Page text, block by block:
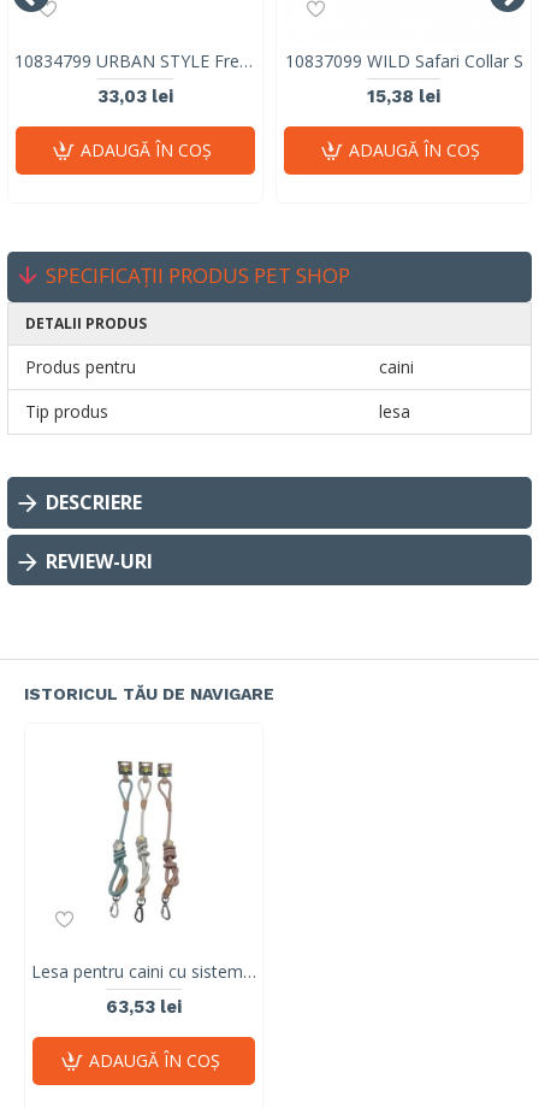
10834799 URBAN STYLE Freestyle Leash M
33,03 lei
ADAUGĂ ÎN COŞ
10837099 WILD Safari Collar S
15,38 lei
ADAUGĂ ÎN COŞ
SPECIFICAȚII PRODUS PET SHOP
DETALII PRODUS
Produs pentru
caini
Tip produs
lesa
DESCRIERE
REVIEW-URI
ISTORICUL TĂU DE NAVIGARE
Lesa pentru caini cu sistem de blocare, ECO M-PETS, blue
63,53 lei
ADAUGĂ ÎN COŞ